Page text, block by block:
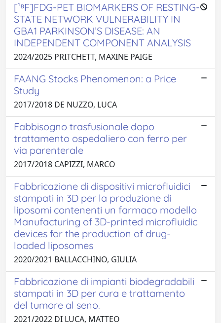
[¹⁸F]FDG-PET BIOMARKERS OF RESTING-
STATE NETWORK VULNERABILITY IN
GBA1 PARKINSON’S DISEASE: AN
INDEPENDENT COMPONENT ANALYSIS
2024/2025 PRITCHETT, MAXINE PAIGE
FAANG Stocks Phenomenon: a Price
Study
2017/2018 DE NUZZO, LUCA
Fabbisogno trasfusionale dopo
trattamento ospedaliero con ferro per
via parenterale
2017/2018 CAPIZZI, MARCO
Fabbricazione di dispositivi microfluidici
stampati in 3D per la produzione di
liposomi contenenti un farmaco modello
Manufacturing of 3D-printed microfluidic
devices for the production of drug-
loaded liposomes
2020/2021 BALLACCHINO, GIULIA
Fabbricazione di impianti biodegradabili
stampati in 3D per cura e trattamento
del tumore al seno.
2021/2022 DI LUCA, MATTEO